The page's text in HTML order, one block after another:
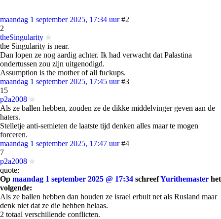
maandag 1 september 2025, 17:34 uur #2
2
theSingularity
the Singularity is near.
Dan lopen ze nog aardig achter. Ik had verwacht dat Palastina
ondertussen zou zijn uitgenodigd.
Assumption is the mother of all fuckups.
maandag 1 september 2025, 17:45 uur #3
15
p2a2008
Als ze ballen hebben, zouden ze de dikke middelvinger geven aan de
haters.
Stelletje anti-semieten de laatste tijd denken alles maar te mogen
forceren.
maandag 1 september 2025, 17:47 uur #4
7
p2a2008
quote:
Op maandag 1 september 2025 @ 17:34 schreefYurithemaster het
volgende:
Als ze ballen hebben dan houden ze israel erbuit net als Rusland maar
denk niet dat ze die hehben helaas.
2 totaal verschillende conflicten.